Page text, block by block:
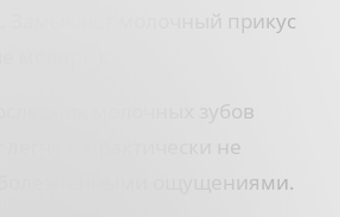
Замыкают молочный прикус
моляры).
молочных зубов
и практически не
ощущениями.